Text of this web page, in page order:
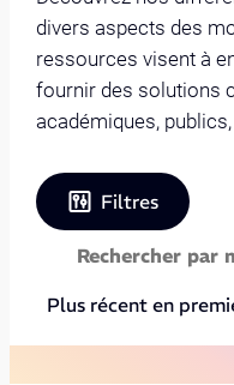
divers aspects des
ressources visent à
fournir des solutions
académiques,
Filtres
Plus récent en